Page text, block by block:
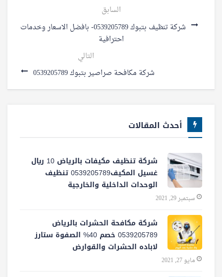
السابق
شركة تنظيف بتبوك 0539205789- بافضل الاسعار وخدمات
احترافية
التالي
شركة مكافحة صراصير بتبوك 0539205789
أحدث المقالات
شركة تنظيف مكيفات بالرياض 10 ريال
غسيل المكيف0539205789 تنظيف
الوحدات الداخلية والخارجية
سبتمبر 29, 2021
شركة مكافحة الحشرات بالرياض
0539205789 خصم 40% الصفوة ستارز
لاباده الحشرات والقوارض
مايو 27, 2021